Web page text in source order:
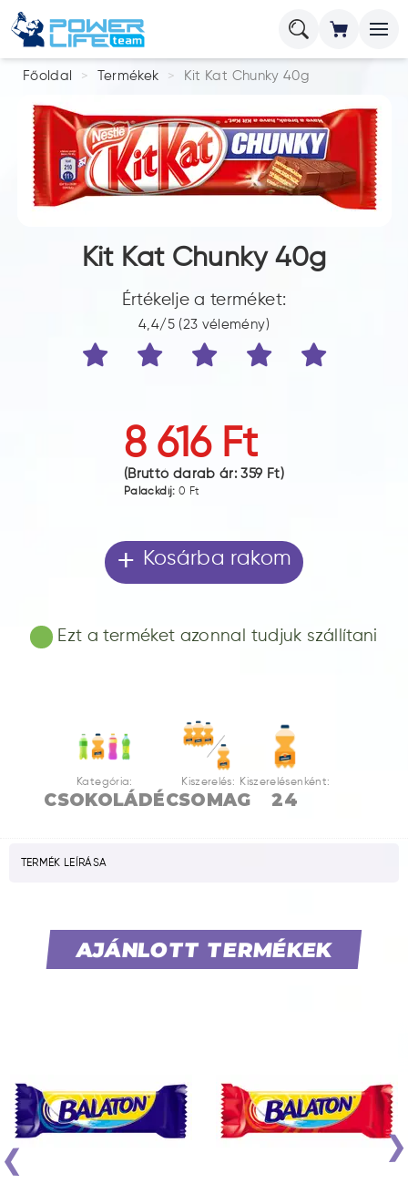
Főoldal Termékek Kit Kat Chunky 40g
Kit Kat Chunky 40g
Értékelje a terméket:
4,4/5 (23 vélemény)
8 616 Ft
(Bruttó darab ár:359 Ft)
Palackdíj: 0 Ft
+ Kosárba rakom
Ezt a terméket azonnal tudjuk szállítani
Kategória:
CSOKOLÁDÉ
Kiszerelés:
CSOMAG
Kiszerelésenként:
24
TERMÉK LEÍRÁSA
AJÁNLOTT TERMÉKEK
‹ ›